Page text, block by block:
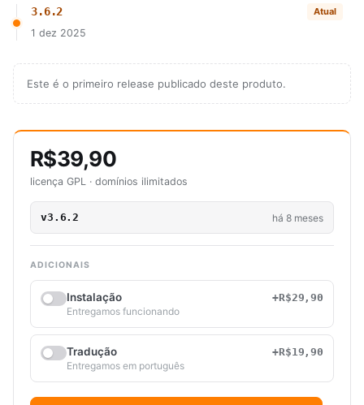
3.6.2 Atual
1 dez 2025
Este é o primeiro release publicado deste produto.
R$39,90
licença GPL · domínios ilimitados
v3.6.2 há 8 meses
ADICIONAIS
Instalação
+R$29,90
Entregamos funcionando
Tradução
+R$19,90
Entregamos em português